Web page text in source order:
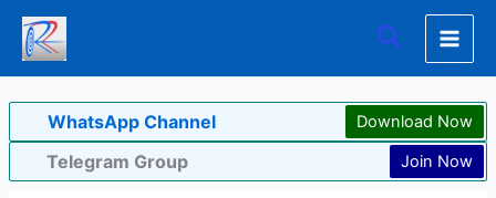
Skip
content
Search
WhatsApp Channel Download Now
Telegram Group Join Now